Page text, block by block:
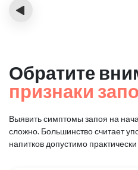
‹
Обратите
признаки
Выявить симптомы запоя на
сложно. Большинство считает
напитков допустимо